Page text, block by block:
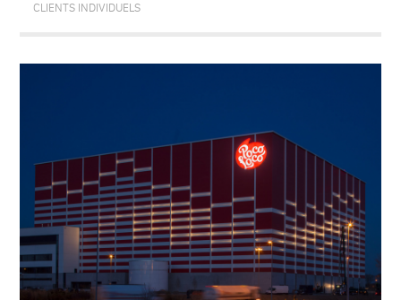
CLIENTS INDIVIDUELS